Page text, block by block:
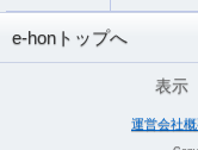
e-honトップへ
表示
運営会社